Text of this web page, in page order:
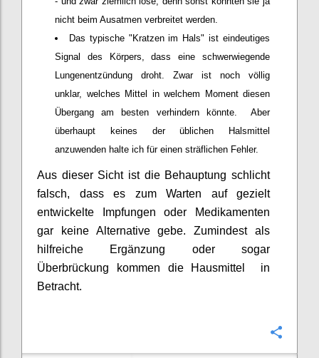
nicht beim Ausatmen verbreitet werden.
Das typische "Kratzen im Hals" ist eindeutiges
Signal des Körpers, dass eine schwerwiegende
Lungenentzündung droht. Zwar ist noch völlig
unklar, welches Mittel in welchem Moment diesen
Übergang am besten verhindern könnte. Aber
überhaupt keines der üblichen Halsmittel
anzuwenden halte ich für einen sträflichen Fehler.
Aus dieser Sicht ist die Behauptung schlicht
falsch, dass es zum Warten auf gezielt
entwickelte Impfungen oder Medikamenten
gar keine Alternative gebe. Zumindest als
hilfreiche Ergänzung oder sogar
Überbrückung kommen die Hausmittel in
Betracht.